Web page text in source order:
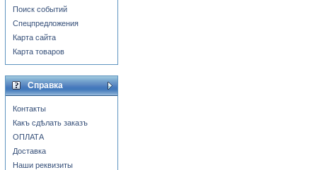
Поиск событий
Спецпредложения
Карта сайта
Карта товаров
Справка
Контакты
Какъ сдѣлать заказъ
ОПЛАТА
Доставка
Наши реквизиты